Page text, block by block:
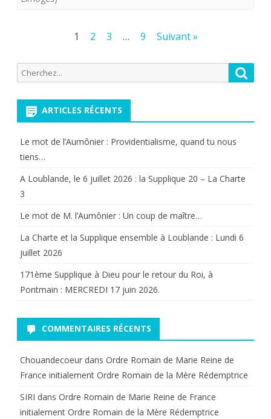
confinement
2
éme
mouture).
publications
1 2 3 … 9 Suivant »
Recherche
pour:
ARTICLES RÉCENTS
Le mot de l’Aumônier : Providentialisme, quand tu nous
tiens…
A Loublande, le 6 juillet 2026 : la Supplique 20 – La Charte
3
Le mot de M. l’Aumônier : Un coup de maître…
La Charte et la Supplique ensemble à Loublande : Lundi 6
juillet 2026
171ème Supplique à Dieu pour le retour du Roi, à
Pontmain : MERCREDI 17 juin 2026.
COMMENTAIRES RÉCENTS
Chouandecoeur dans Ordre Romain de Marie Reine de
France initialement Ordre Romain de la Mère Rédemptrice
SIRI dans Ordre Romain de Marie Reine de France
initialement Ordre Romain de la Mère Rédemptrice